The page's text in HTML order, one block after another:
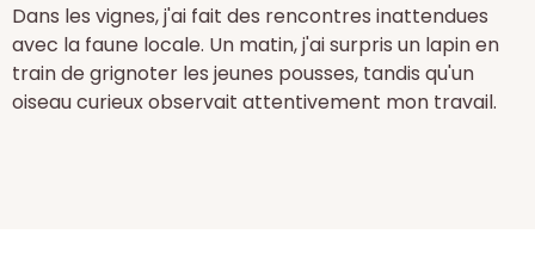
Dans les vignes, j'ai fait des rencontres inattendues
avec la faune locale. Un matin, j'ai surpris un lapin en
train de grignoter les jeunes pousses, tandis qu'un
oiseau curieux observait attentivement mon travail.